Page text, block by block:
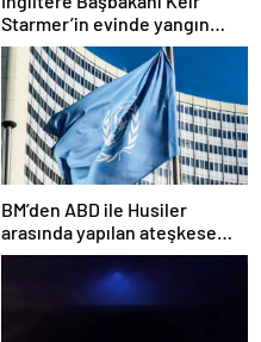
Starmer’in evinde yangın
çıktı
BM’den ABD ile Husiler
arasında yapılan ateşkese
ilişkin değerlendirme